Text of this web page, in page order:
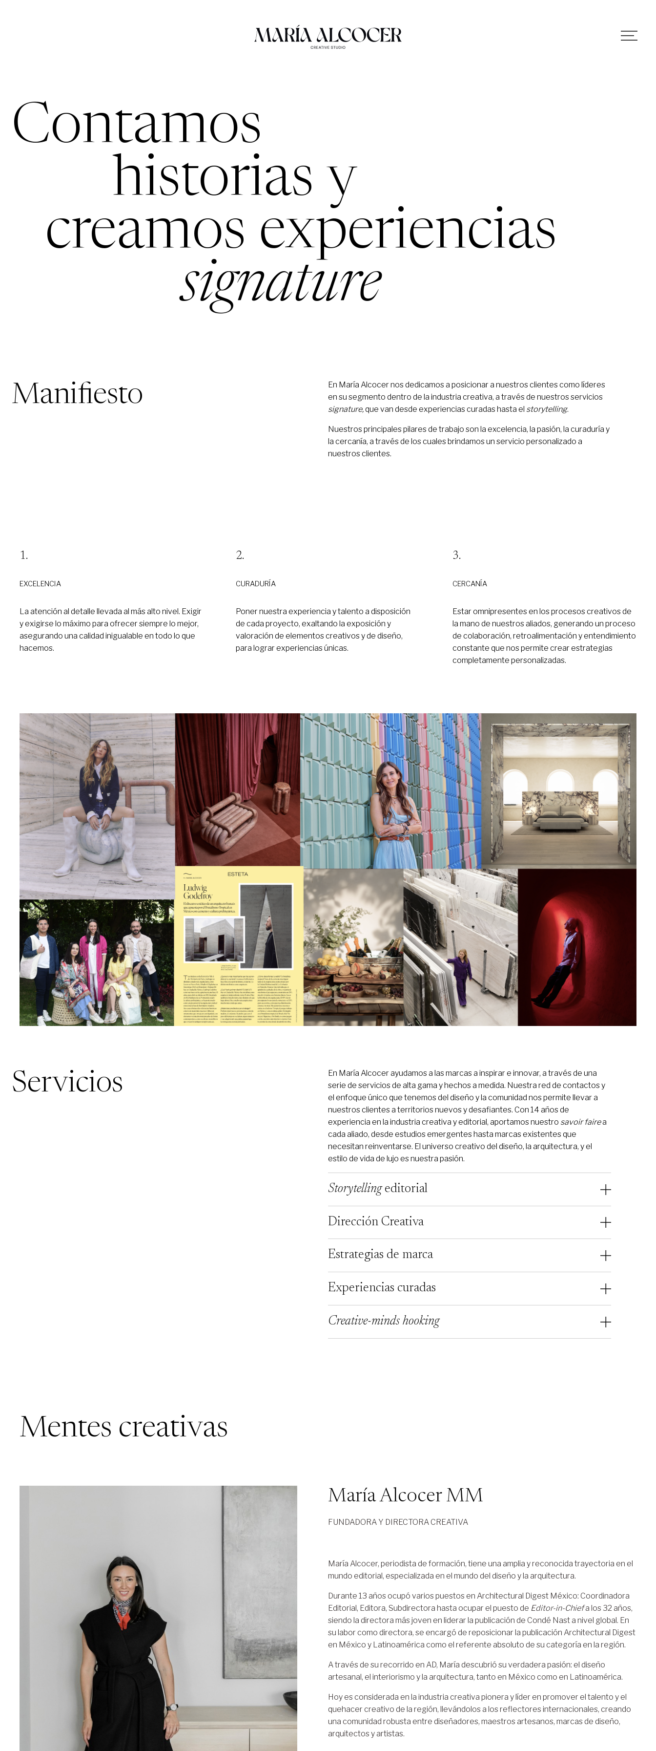
Contamos
historias y
creamos experiencias
signature
Manifiesto
En María Alcocer nos dedicamos a posicionar a nuestros clientes como líderes
en su segmento dentro de la industria creativa, a través de nuestros servicios
signature,que van desde experiencias curadas hasta el storytelling.
Nuestros principales pilares de trabajo son la excelencia, la pasión, la curaduría y
la cercanía, a través de los cuales brindamos un servicio personalizado a
nuestros clientes.
EXCELENCIA
La atención al detalle llevada al más alto nivel. Exigir
y exigirse lo máximo para ofrecer siempre lo mejor,
asegurando una calidad inigualable en todo lo que
hacemos.
CURADURÍA
Poner nuestra experiencia y talento a disposición
de cada proyecto, exaltando la exposición y
valoración de elementos creativos y de diseño,
para lograr experiencias únicas.
CERCANÍA
Estar omnipresentes en los procesos creativos de
la mano de nuestros aliados, generando un proceso
de colaboración, retroalimentación y entendimiento
constante que nos permite crear estrategias
completamente personalizadas.
Servicios
En María Alcocer ayudamos a las marcas a inspirar e innovar, a través de una
serie de servicios de alta gama y hechos a medida. Nuestra red de contactos y
el enfoque único que tenemos del diseño y la comunidad nos permite llevar a
nuestros clientes a territorios nuevos y desafiantes. Con 14 años de
experiencia en la industria creativa y editorial, aportamos nuestro savoir fairea
cada aliado, desde estudios emergentes hasta marcas existentes que
necesitan reinventarse. El universo creativo del diseño, la arquitectura, y el
estilo de vida de lujo es nuestra pasión.
Storytellingeditorial
Dirección Creativa
Estrategias de marca
Experiencias curadas
Creative-minds hooking
Mentes creativas
María Alcocer MM
FUNDADORA Y DIRECTORA CREATIVA
María Alcocer, periodista de formación, tiene una amplia y reconocida trayectoria en el
mundo editorial, especializada en el mundo del diseño y la arquitectura.
Durante 13 años ocupó varios puestos en Architectural Digest México: Coordinadora
Editorial, Editora, Subdirectora hasta ocupar el puesto de Editor-in-Chiefa los 32 años,
siendo la directora más joven en liderar la publicación de Condé Nast a nivel global. En
su labor como directora, se encargó de reposicionar la publicación Architectural Digest
en México y Latinoamérica como el referente absoluto de su categoría en la región.
A través de su recorrido en AD, María descubrió su verdadera pasión: el diseño
artesanal, el interiorismo y la arquitectura, tanto en México como en Latinoamérica.
Hoy es considerada en la industria creativa pionera y líder en promover el talento y el
quehacer creativo de la región, llevándolos a los reflectores internacionales, creando
una comunidad robusta entre diseñadores, maestros artesanos, marcas de diseño,
arquitectos y artistas.